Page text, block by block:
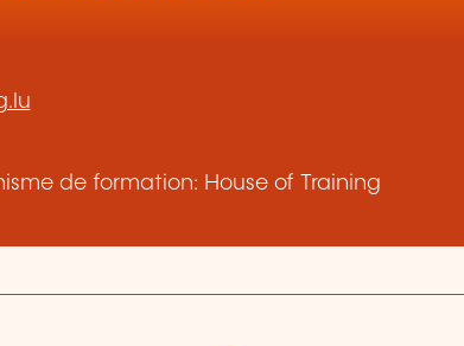
de formation: House of Training